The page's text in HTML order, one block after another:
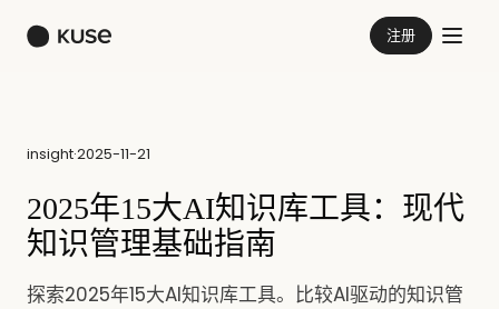
注册
insight·2025-11-21
2025年15大AI知识库工具：现代
知识管理基础指南
探索2025年15大AI知识库工具。比较AI驱动的知识管